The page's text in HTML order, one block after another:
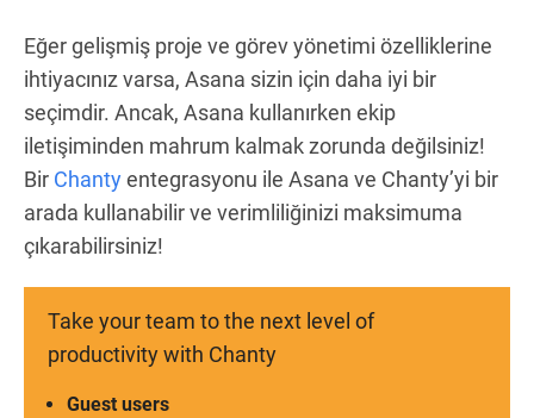
Eğer gelişmiş proje ve görev yönetimi özelliklerine
ihtiyacınız varsa, Asana sizin için daha iyi bir
seçimdir. Ancak, Asana kullanırken ekip
iletişiminden mahrum kalmak zorunda değilsiniz!
Bir Chantyentegrasyonu ile Asana ve Chanty’yi bir
arada kullanabilir ve verimliliğinizi maksimuma
çıkarabilirsiniz!
Take your team to the next level of
productivity with Chanty
Guest users